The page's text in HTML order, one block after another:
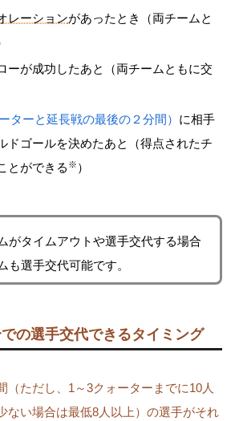
レーションがあったとき（両チームと
ーが成功したあと（両チームともに交
ターと延長戦の最後の２分間） に相手
ドゴールを決めたあと（得点されたチ
とができる ※ ）
がタイムアウトや選手交代する場合
も選手交代可能です。
の選手交代できるタイミング
（ただし、1～3クォーターまでに10人
ない場合は最低8人以上）の選手がそれ